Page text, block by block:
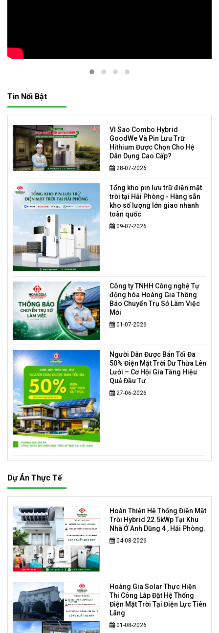
Tin Nổi Bật
Vì Sao Combo Hybrid
GoodWe Và Pin Lưu Trữ
Hithium Được Chọn Cho Hệ
Dân Dụng Cao Cấp?
28-07-2026
Tổng kho pin lưu trữ điện mặt
trời tại Hải Phòng - Hàng sẵn
kho số lượng lớn giao nhanh
toàn quốc
09-07-2026
Công ty TNHH Công nghệ Tự
động hóa Hoàng Gia Thông
Báo Chuyển Trụ Sở Làm Việc
Mới
01-07-2026
Người Dân Được Bán Tối Đa
50% Điện Mặt Trời Dư Thừa Lên
Lưới – Cơ Hội Gia Tăng Hiệu
Quả Đầu Tư
27-06-2026
Dự Án Thực Tế
Hoàn Thiện Hệ Thống Điện Mặt
Trời Hybrid 22.5kWp Tại Khu
Nhà Ở Anh Dũng 4 , Hải Phòng.
04-08-2026
Hoàng Gia Solar Thực Hiện
Thi Công Lắp Đặt Hệ Thống
Điện Mặt Trời Tại Điện Lực Tiên
Lãng
01-08-2026